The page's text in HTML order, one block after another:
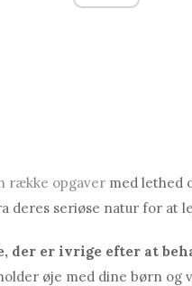
række opgaver med lethed
deres seriøse natur for at
der er ivrige efter at
øje med dine børn